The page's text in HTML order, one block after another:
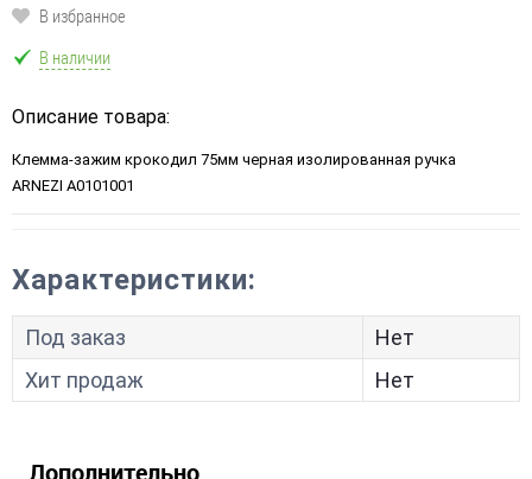
В избранное
В наличии
Описание товара:
Клемма-зажим крокодил 75мм черная изолированная ручка
ARNEZI A0101001
Характеристики:
Под заказ
Нет
Хит продаж
Нет
Дополнительно